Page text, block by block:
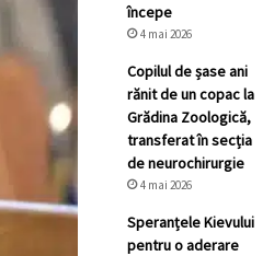
începe
4 mai 2026
Copilul de șase ani
rănit de un copac la
Grădina Zoologică,
transferat în secția
de neurochirurgie
4 mai 2026
Speranțele Kievului
pentru o aderare